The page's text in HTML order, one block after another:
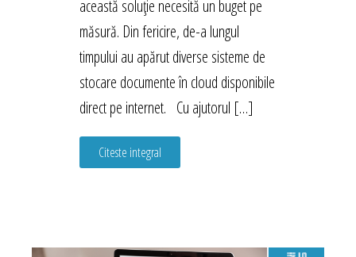
această soluție necesită un buget pe
măsură. Din fericire, de-a lungul
timpului au apărut diverse sisteme de
stocare documente în cloud disponibile
direct pe internet. Cu ajutorul […]
Citeste integral